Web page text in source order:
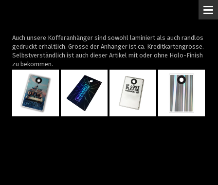
Auch unsere Kofferanhänger sind sowohl laminiert als auch randlos
gedruckt erhältlich. Grösse der Anhänger ist ca. Kreditkartengrösse.
Selbstverständlich ist auch dieser Artikel mit oder ohne Holo-Finish
zu bekommen.